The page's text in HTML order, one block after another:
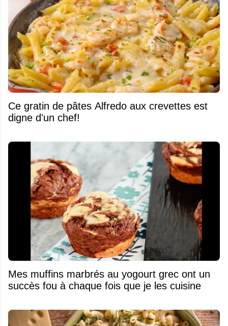
Ce gratin de pâtes Alfredo aux crevettes est
digne d'un chef!
Mes muffins marbrés au yogourt grec ont un
succès fou à chaque fois que je les cuisine